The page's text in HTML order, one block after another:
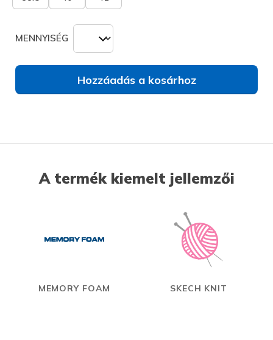
MENNYISÉG
Hozzáadás a kosárhoz
A termék kiemelt jellemzői
MEMORY FOAM SKECH KNIT